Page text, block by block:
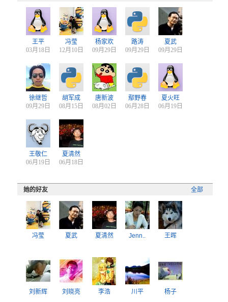
王平
03月18日
冯莹
12月10日
杨家欢
09月29日
路涛
09月29日
夏武
09月29日
徐继哲
09月29日
胡军成
08月15日
唐新波
08月02日
鄢野春
06月28日
夏火旺
06月19日
王敬仁
06月19日
夏清然
06月18日
全部
她的好友
冯莹 夏武 夏清然 Jenn.. 王晖
刘新辉 刘晓亮 李浩 川平 杨子